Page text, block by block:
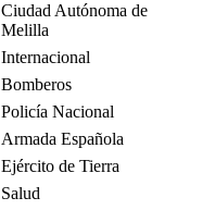
Ciudad Autónoma de
Melilla
Internacional
Bomberos
Policía Nacional
Armada Española
Ejército de Tierra
Salud